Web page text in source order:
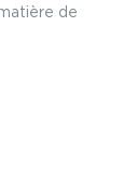
de